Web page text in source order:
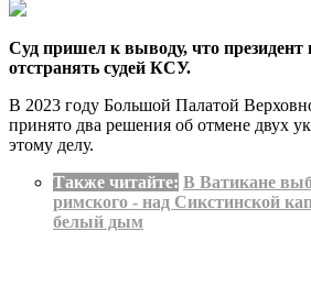
Суд пришел к выводу, что президент
отстранять судей КСУ.
В 2023 году Большой Палатой
принято два решения об отмене двух
этому делу.
Также читайте: В Ватикане
римского - над Сикстинской
белый дым